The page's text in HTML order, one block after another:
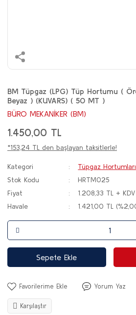
BM Tüpgaz (LPG) Tüp Hortumu (
Beyaz ) (KUVARS) ( 50 MT )
BÜRO MEKANİKER (BM)
1.450,00 TL
*153,24 TL den başlayan taksitlerle!
Kategori
Tüpgaz Hortumları
Stok Kodu
HRTM025
Fiyat
1.208,33 TL + KDV
Havale
1.421,00 TL
Sepete Ekle
Yorum Yaz
Karşılaştır